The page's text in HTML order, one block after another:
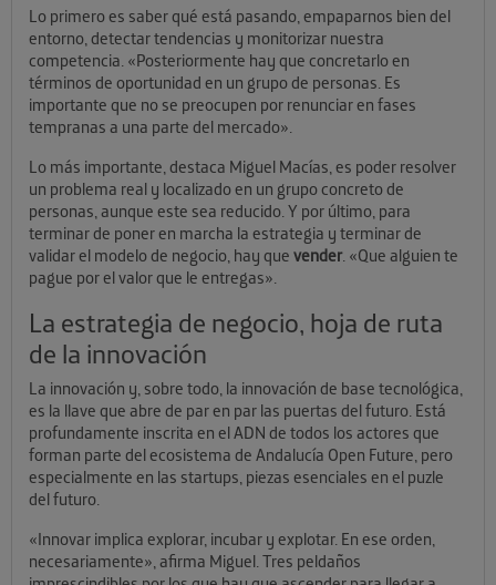
Lo primero es saber qué está pasando, empaparnos bien del
entorno, detectar tendencias y monitorizar nuestra
competencia. «Posteriormente hay que concretarlo en
términos de oportunidad en un grupo de personas. Es
importante que no se preocupen por renunciar en fases
tempranas a una parte del mercado».
Lo más importante, destaca Miguel Macías, es poder resolver
un problema real y localizado en un grupo concreto de
personas, aunque este sea reducido. Y por último, para
terminar de poner en marcha la estrategia y terminar de
validar el modelo de negocio, hay que vender. «Que alguien te
pague por el valor que le entregas».
La estrategia de negocio, hoja de ruta
de la innovación
La innovación y, sobre todo, la innovación de base tecnológica,
es la llave que abre de par en par las puertas del futuro. Está
profundamente inscrita en el ADN de todos los actores que
forman parte del ecosistema de Andalucía Open Future, pero
especialmente en las startups, piezas esenciales en el puzle
del futuro.
«Innovar implica explorar, incubar y explotar. En ese orden,
necesariamente», afirma Miguel. Tres peldaños